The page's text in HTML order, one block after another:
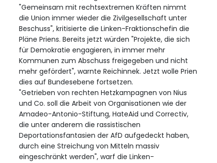
"Gemeinsam mit rechtsextremen Kräften nimmt
die Union immer wieder die Zivilgesellschaft unter
Beschuss", kritisierte die Linken-Fraktionschefin die
Pläne Priens. Bereits jetzt würden "Projekte, die sich
für Demokratie engagieren, in immer mehr
Kommunen zum Abschuss freigegeben und nicht
mehr gefördert", warnte Reichinnek. Jetzt wolle Prien
dies auf Bundesebene fortsetzen.
"Getrieben von rechten Hetzkampagnen von Nius
und Co. soll die Arbeit von Organisationen wie der
Amadeo-Antonio-Stiftung, HateAid und Correctiv,
die unter anderem die rassistischen
Deportationsfantasien der AfD aufgedeckt haben,
durch eine Streichung von Mitteln massiv
eingeschränkt werden", warf die Linken-